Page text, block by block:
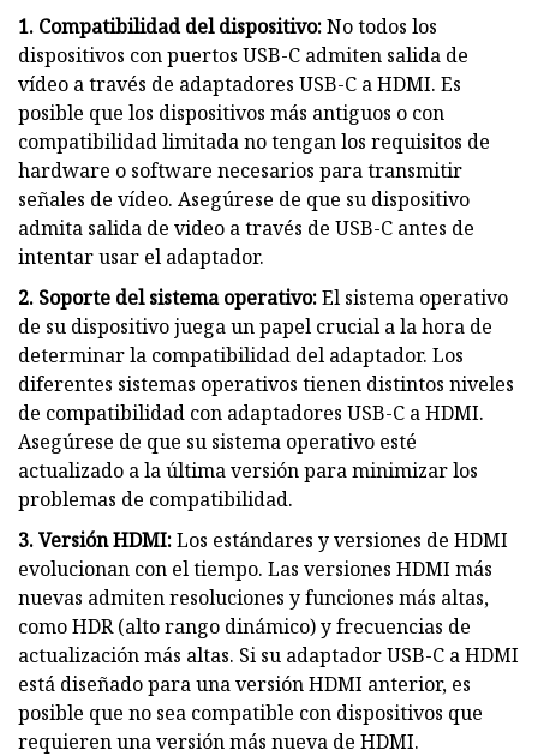
1. Compatibilidad del dispositivo:No todos los
dispositivos con puertos USB-C admiten salida de
vídeo a través de adaptadores USB-C a HDMI. Es
posible que los dispositivos más antiguos o con
compatibilidad limitada no tengan los requisitos de
hardware o software necesarios para transmitir
señales de vídeo. Asegúrese de que su dispositivo
admita salida de video a través de USB-C antes de
intentar usar el adaptador.
2. Soporte del sistema operativo:El sistema operativo
de su dispositivo juega un papel crucial a la hora de
determinar la compatibilidad del adaptador. Los
diferentes sistemas operativos tienen distintos niveles
de compatibilidad con adaptadores USB-C a HDMI.
Asegúrese de que su sistema operativo esté
actualizado a la última versión para minimizar los
problemas de compatibilidad.
3. Versión HDMI:Los estándares y versiones de HDMI
evolucionan con el tiempo. Las versiones HDMI más
nuevas admiten resoluciones y funciones más altas,
como HDR (alto rango dinámico) y frecuencias de
actualización más altas. Si su adaptador USB-C a HDMI
está diseñado para una versión HDMI anterior, es
posible que no sea compatible con dispositivos que
requieren una versión más nueva de HDMI.